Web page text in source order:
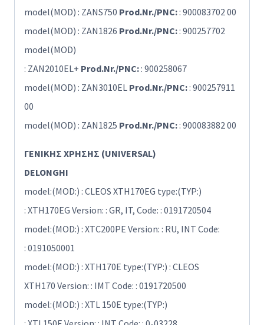
model(MOD) : ZANS750 Prod.Nr./PNC:: 900083702 00
model(MOD) : ZAN1826 Prod.Nr./PNC:: 900257702
model(MOD)
: ZAN2010EL+ Prod.Nr./PNC:: 900258067
model(MOD) : ZAN3010EL Prod.Nr./PNC:: 900257911
00
model(MOD) : ZAN1825 Prod.Nr./PNC:: 900083882 00
ΓΕΝΙΚΗΣ ΧΡΗΣΗΣ (UNIVERSAL)
DELONGHI
model:(MOD:) : CLEOS XTH170EG type:(TYP:)
: XTH170EG Version: : GR, IT, Code: : 0191720504
model:(MOD:) : XTC200PE Version: : RU, INT Code:
: 0191050001
model:(MOD:) : XTH170E type:(TYP:) : CLEOS
XTH170 Version: : IMT Code: : 0191720500
model:(MOD:) : XTL 150E type:(TYP:)